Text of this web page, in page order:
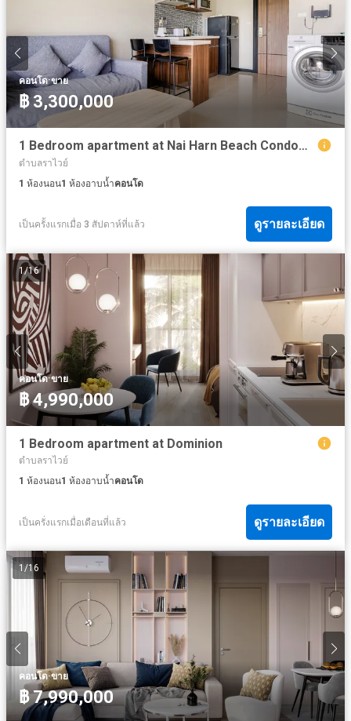
คอนโด·ขาย
฿ 3,300,000
1 Bedroom apartment at Nai Harn Beach Condominium (NBC)
ตำบลราไวย์
1 ห้องนอน1 ห้องอาบน้ำคอนโด
เป็นครั้งแรกเมื่อ 3 สัปดาห์ที่แล้ว ดูรายละเอียด
1/16
คอนโด·ขาย
฿ 4,990,000
1 Bedroom apartment at Dominion
ตำบลราไวย์
1 ห้องนอน1 ห้องอาบน้ำคอนโด
เป็นครั่งแรกเมื่อเดือนที่แล้ว ดูรายละเอียด
1/16
คอนโด·ขาย
฿ 7,990,000